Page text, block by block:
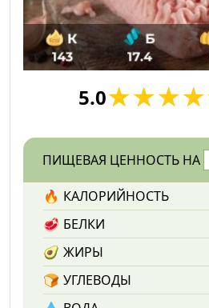
5.0
ПИЩЕВАЯ ЦЕННОСТЬ НА
🔥 КАЛОРИЙНОСТЬ
🥩 БЕЛКИ
🥑 ЖИРЫ
🍞 УГЛЕВОДЫ